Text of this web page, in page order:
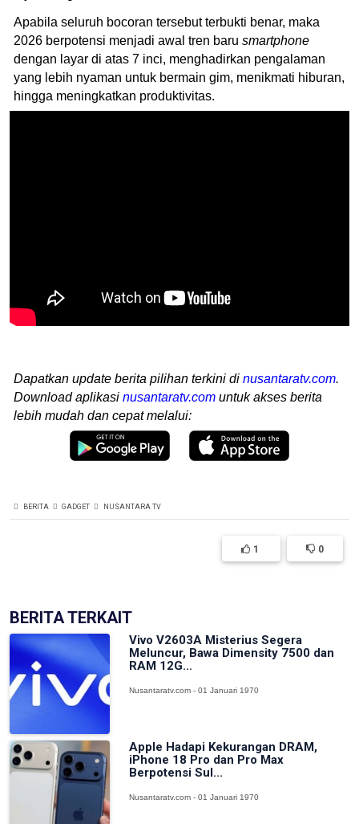
Apabila seluruh bocoran tersebut terbukti benar, maka
2026 berpotensi menjadi awal tren baru smartphone
dengan layar di atas 7 inci, menghadirkan pengalaman
yang lebih nyaman untuk bermain gim, menikmati hiburan,
hingga meningkatkan produktivitas.
Dapatkan update berita pilihan terkini di nusantaratv.com.
Download aplikasi nusantaratv.com untuk akses berita
lebih mudah dan cepat melalui:
BERITA GADGET NUSANTARA TV
1 0
BERITA TERKAIT
Vivo V2603A Misterius Segera
Meluncur, Bawa Dimensity 7500 dan
RAM 12G...
Nusantaratv.com - 01 Januari 1970
Apple Hadapi Kekurangan DRAM,
iPhone 18 Pro dan Pro Max
Berpotensi Sul...
Nusantaratv.com - 01 Januari 1970